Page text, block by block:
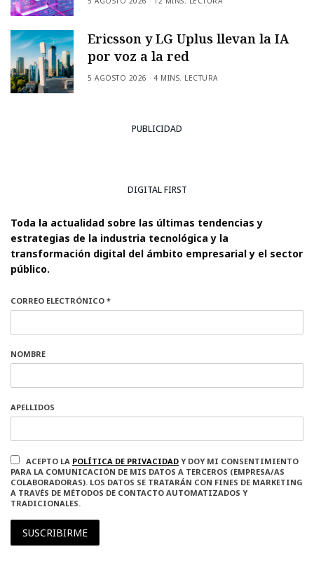
Ericsson y LG Uplus llevan la IA
por voz a la red
5 AGOSTO 2026 4 MINS. LECTURA
PUBLICIDAD
DIGITAL FIRST
Toda la actualidad sobre las últimas tendencias y
estrategias de la industria tecnológica y la
transformación digital del ámbito empresarial y el sector
público.
CORREO ELECTRÓNICO *
NOMBRE
APELLIDOS
ACEPTO LA POLÍTICA DE PRIVACIDAD Y DOY MI CONSENTIMIENTO
PARA LA COMUNICACIÓN DE MIS DATOS A TERCEROS (EMPRESA/AS
COLABORADORAS). LOS DATOS SE TRATARÁN CON FINES DE MARKETING
A TRAVÉS DE MÉTODOS DE CONTACTO AUTOMATIZADOS Y
TRADICIONALES.
SUSCRIBIRME